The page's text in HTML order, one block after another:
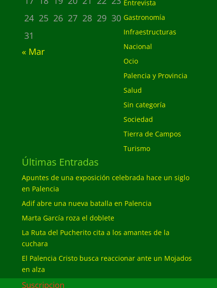
24 25 26 27 28 29 30
31
« Mar
Entrevista
Gastronomía
Infraestructuras
Nacional
Ocio
Palencia y Provincia
Salud
Sin categoría
Sociedad
Tierra de Campos
Turismo
Últimas Entradas
Apuntes de una exposición celebrada hace un siglo
en Palencia
Adif abre una nueva batalla en Palencia
Marta García roza el doblete
La Ruta del Pucherito cita a los amantes de la
cuchara
El Palencia Cristo busca reaccionar ante un Mojados
en alza
Suscripcion